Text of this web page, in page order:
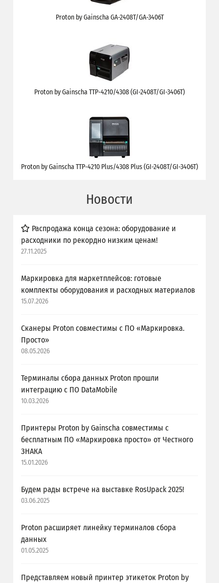
Proton by Gainscha GA-2408T/GA-3406T
Proton by Gainscha TTP-4210/4308 (GI-2408T/GI-3406T)
Proton by Gainscha TTP-4210 Plus/4308 Plus (GI-2408T/GI-3406T)
Новости
Распродажа конца сезона: оборудование и
расходники по рекордно низким ценам!
27.11.2025
Маркировка для маркетплейсов: готовые
комплекты оборудования и расходных материалов
15.07.2026
Сканеры Proton совместимы с ПО «Маркировка.
Просто»
08.05.2026
Терминалы сбора данных Proton прошли
интеграцию с ПО DataMobile
10.03.2026
Принтеры Proton by Gainscha совместимы с
бесплатным ПО «Маркировка просто» от Честного
ЗНАКА
15.01.2026
Будем рады встрече на выставке RosUpack 2025!
03.06.2025
Proton расширяет линейку терминалов сбора
данных
01.05.2025
Представляем новый принтер этикеток Proton by